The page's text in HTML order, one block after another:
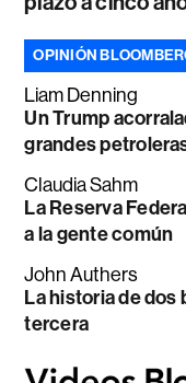
OPINIÓN
Liam Denning
Un Trump
grandes
Claudia Sahm
La Reserva
a la gente común
John Authers
La historia de dos
tercera